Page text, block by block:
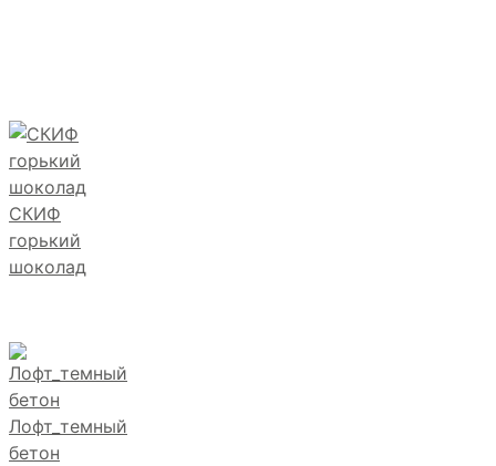
СКИФ
горький
шоколад
Лофт_темный
бетон